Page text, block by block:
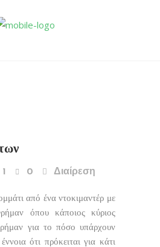
1 0 Διαίρεση
από ένα ντοκιμαντέρ με
όπου κάποιος κύριος
για το πόσο υπάρχουν
ότι πρόκειται για κάτι